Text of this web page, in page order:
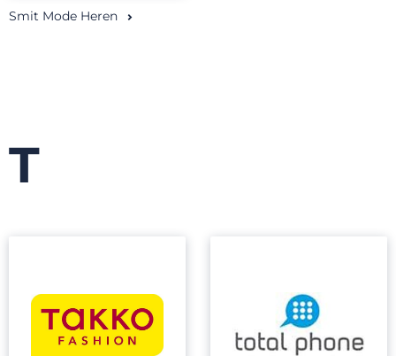
Smit Mode Heren
T